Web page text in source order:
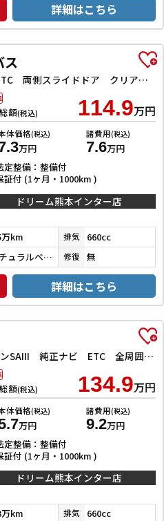
詳細はこちら
ス
Xメイクアップ SAIII ナビ ETC 両側スライドドア クリアランスソナー 衝突被害軽減システム オートマチックハイビーム オートライト スマートキー アイドリングストップ 電動格納ミラー ベンチシート CVT ESC
額(税込) 114.9万円
体価格(税込)
万円
諸費用(税込)
7.6万円
定整備：整備付
証付 (1ヶ月・1000km )
ドリーム熊本インター店
万km 排気 660cc
ナチュラルベージュマイカメタリック／パールホワイトⅢ 修復 無
詳細はこちら
カスタムRS トップエディションSAIII 純正ナビ ETC 全周囲カメラ 両側電動スライドドア 衝突被害軽減システム オートマチックハイビーム オートライト スマートキー アイドリングストップ 電動格納ミラー シートヒーター CVT
額(税込) 134.9万円
体価格(税込)
万円
諸費用(税込)
9.2万円
定整備：整備付
証付 (1ヶ月・1000km )
ドリーム熊本インター店
万km 排気 660cc